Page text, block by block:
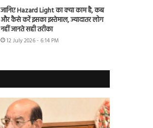
जानिए Hazard Light का क्या काम है, कब
और कैसे करें इसका इस्तेमाल, ज्यादातर लोग
नहीं जानते सही तरीका
12 July 2026 - 6:14 PM